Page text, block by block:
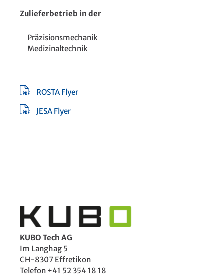
Zulieferbetrieb in der
Präzisionsmechanik
Medizinaltechnik
ROSTA Flyer
JESA Flyer
KUBO Tech AG
Im Langhag 5
CH-8307 Effretikon
Telefon +41 52 354 18 18